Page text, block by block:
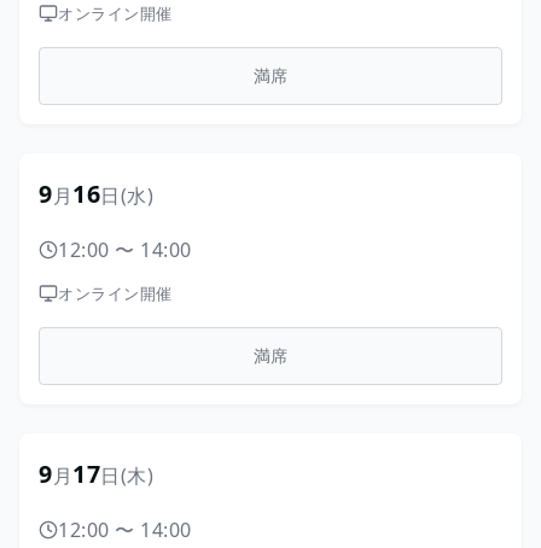
オンライン開催
満席
9月16日(水)
12:00 〜 14:00
オンライン開催
満席
9月17日(木)
12:00 〜 14:00